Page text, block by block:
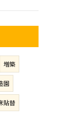
増築
園
貼替